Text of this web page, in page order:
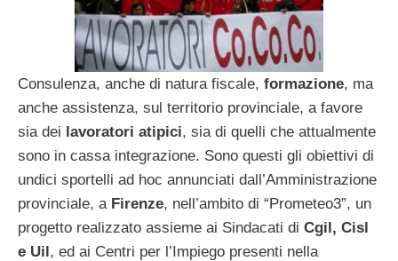
Consulenza, anche di natura fiscale, formazione, ma
anche assistenza, sul territorio provinciale, a favore
sia dei lavoratori atipici, sia di quelli che attualmente
sono in cassa integrazione. Sono questi gli obiettivi di
undici sportelli ad hoc annunciati dall’Amministrazione
provinciale, a Firenze, nell’ambito di “Prometeo3”, un
progetto realizzato assieme ai Sindacati di Cgil, Cisl
e Uil, ed ai Centri per l’Impiego presenti nella